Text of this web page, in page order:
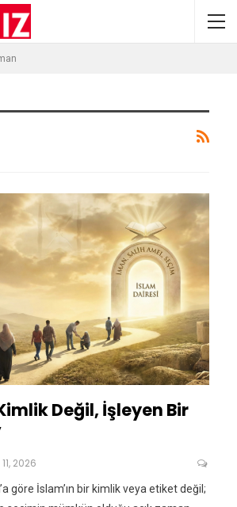
Değil, İşleyen Bir
2026
göre İslam’ın bir kimlik veya etiket değil;